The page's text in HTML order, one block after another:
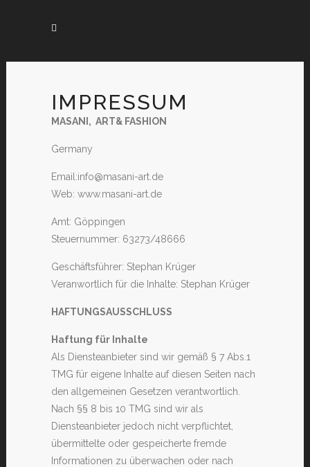
IMPRESSUM
MASANI, ART& FASHION
Germany
Email:info@masani-art.de
Web: www.masani-art.de
Amt: Göppingen
Steuernummer: 63273/48666
Geschäftsführer: Stephan Krüger
Veranwortlich für die Inhalte: Stephan Krüger
HAFTUNGSAUSSCHLUSS
Haftung für Inhalte
Als Diensteanbieter sind wir gemäß § 7 Abs.1
TMG für eigene Inhalte auf diesen Seiten nach
den allgemeinen Gesetzen verantwortlich.
Nach §§ 8 bis 10 TMG sind wir als
Diensteanbieter jedoch nicht verpflichtet,
übermittelte oder gespeicherte fremde
Informationen zu überwachen oder nach